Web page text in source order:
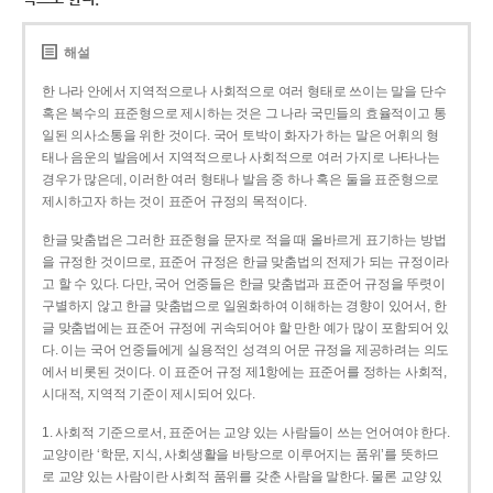
해설
한 나라 안에서 지역적으로나 사회적으로 여러 형태로 쓰이는 말을 단수
혹은 복수의 표준형으로 제시하는 것은 그 나라 국민들의 효율적이고 통
일된 의사소통을 위한 것이다. 국어 토박이 화자가 하는 말은 어휘의 형
태나 음운의 발음에서 지역적으로나 사회적으로 여러 가지로 나타나는
경우가 많은데, 이러한 여러 형태나 발음 중 하나 혹은 둘을 표준형으로
제시하고자 하는 것이 표준어 규정의 목적이다.
한글 맞춤법은 그러한 표준형을 문자로 적을 때 올바르게 표기하는 방법
을 규정한 것이므로, 표준어 규정은 한글 맞춤법의 전제가 되는 규정이라
고 할 수 있다. 다만, 국어 언중들은 한글 맞춤법과 표준어 규정을 뚜렷이
구별하지 않고 한글 맞춤법으로 일원화하여 이해하는 경향이 있어서, 한
글 맞춤법에는 표준어 규정에 귀속되어야 할 만한 예가 많이 포함되어 있
다. 이는 국어 언중들에게 실용적인 성격의 어문 규정을 제공하려는 의도
에서 비롯된 것이다. 이 표준어 규정 제1항에는 표준어를 정하는 사회적,
시대적, 지역적 기준이 제시되어 있다.
1. 사회적 기준으로서, 표준어는 교양 있는 사람들이 쓰는 언어여야 한다.
교양이란 ‘학문, 지식, 사회생활을 바탕으로 이루어지는 품위’를 뜻하므
로 교양 있는 사람이란 사회적 품위를 갖춘 사람을 말한다. 물론 교양 있